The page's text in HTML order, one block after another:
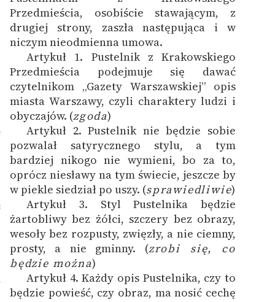
Przedmieścia, osobiście stawającym, z
drugiej strony, zaszła następująca i w
niczym nieodmienna umowa.
Artykuł 1. Pustelnik z Krakowskiego
Przedmieścia podejmuje się dawać
czytelnikom „Gazety Warszawskiej” opis
miasta Warszawy, czyli charaktery ludzi i
obyczajów. (zgoda)
Artykuł 2. Pustelnik nie będzie sobie
pozwalał satyrycznego stylu, a tym
bardziej nikogo nie wymieni, bo za to,
oprócz niesławy na tym świecie, jeszcze by
w piekle siedział po uszy. (sprawiedliwie)
Artykuł 3. Styl Pustelnika będzie
żartobliwy bez żółci, szczery bez obrazy,
wesoły bez rozpusty, zwięzły, a nie ciemny,
prosty, a nie gminny. (zrobi się, co
będzie można)
Artykuł 4. Każdy opis Pustelnika, czy to
będzie powieść, czy obraz, ma nosić cechę